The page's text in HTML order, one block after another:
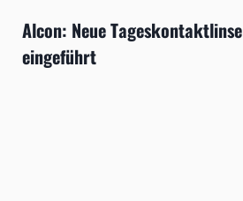
Alcon: Neue Tageskontaktlinse
eingeführt